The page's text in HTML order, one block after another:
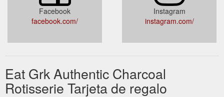
Facebook
facebook.com/
Instagram
instagram.com/
Eat Grk Authentic Charcoal
Rotisserie Tarjeta de regalo